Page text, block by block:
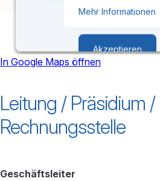
Mehr Informationen
Akzeptieren
Management Platform
In Google Maps öffnen
Leitung / Präsidium /
Rechnungsstelle
Geschäftsleiter